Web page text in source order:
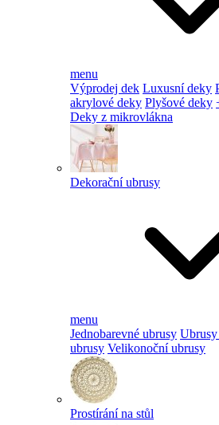
menu
Výprodej dek Luxusní deky
akrylové deky Plyšové deky
Deky z mikrovlákna
Dekorační ubrusy
menu
Jednobarevné ubrusy Ubrusy
ubrusy Velikonoční ubrusy
Prostírání na stůl